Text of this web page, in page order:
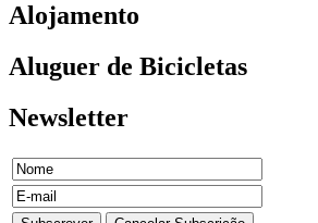
Alojamento
Aluguer de Bicicletas
Newsletter